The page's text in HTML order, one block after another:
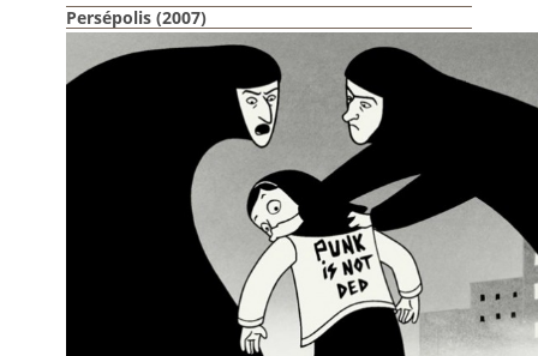
Persépolis (2007)